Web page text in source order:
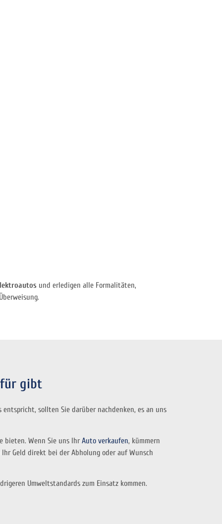
und erledigen alle Formalitäten,
gibt
sollten Sie darüber nachdenken, es an uns
bieten. Wenn Sie uns IhrAuto verkaufen, kümmern
Geld direkt bei der Abholung oder auf Wunsch
Umweltstandards zum Einsatz kommen.